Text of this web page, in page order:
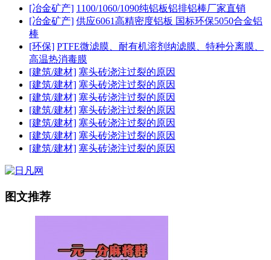
[冶金矿产] 1100/1060/1090纯铝板铝排铝棒厂家直销
[冶金矿产] 供应6061高精密度铝板 国标环保5050合金铝
棒
[环保] PTFE微滤膜、耐有机溶剂纳滤膜、特种分离膜、
高温热消毒膜
[建筑/建材] 塞头砖浇注过裂的原因
[建筑/建材] 塞头砖浇注过裂的原因
[建筑/建材] 塞头砖浇注过裂的原因
[建筑/建材] 塞头砖浇注过裂的原因
[建筑/建材] 塞头砖浇注过裂的原因
[建筑/建材] 塞头砖浇注过裂的原因
[建筑/建材] 塞头砖浇注过裂的原因
图文推荐